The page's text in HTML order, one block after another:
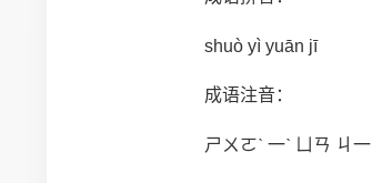
shuò yì yuān jī
成语注音：
ㄕㄨㄛˋ 一ˋ ㄩㄢ ㄐ一